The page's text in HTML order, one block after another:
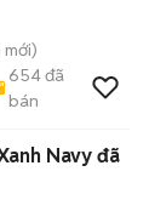
mới)
654đã
bán
Navy đã